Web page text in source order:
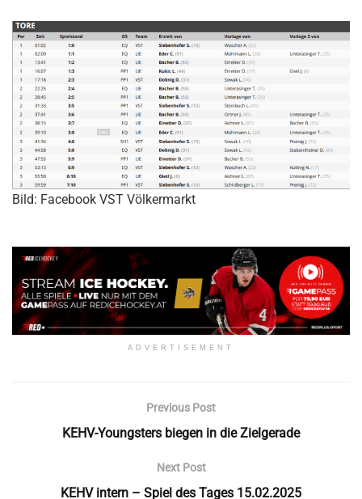
Bild: Facebook VST Völkermarkt
ADVERTISEMENT
Previous Post
KEHV-Youngsters biegen in die Zielgerade
Next Post
KEHV intern – Spiel des Tages 15.02.2025